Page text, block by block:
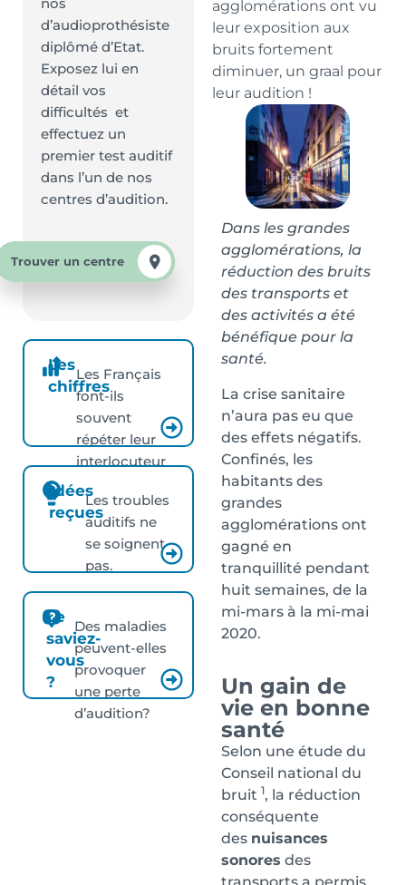
d’audioprothésiste
diplômé d’Etat.
Exposez lui en
détail vos
difficultés et
effectuez un
premier test auditif
dans l’un de nos
centres d’audition.
Trouver un centre
Les
chiffres
Les Français
font-ils
souvent
répéter leur
interlocuteur
?
Idées
reçues
Les troubles
auditifs ne
se soignent
pas.
Le
saviez-
vous
?
Des maladies
peuvent-elles
provoquer
une perte
d’audition?
agglomérations ont vu
leur exposition aux
bruits fortement
diminuer, un graal pour
leur audition !
Dans les grandes
agglomérations, la
réduction des bruits
des transports et
des activités a été
bénéfique pour la
santé.
La crise sanitaire
n’aura pas eu que
des effets négatifs.
Confinés, les
habitants des
grandes
agglomérations ont
gagné en
tranquillité pendant
huit semaines, de la
mi-mars à la mi-mai
2020.
Un gain de
vie en bonne
santé
Selon une étude du
Conseil national du
bruit 1, la réduction
conséquente
des nuisances
sonores des